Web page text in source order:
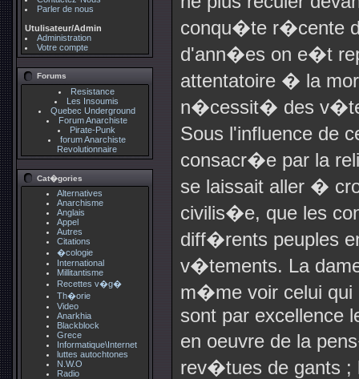
Parler de nous
Utulisateur/Admin
Administration
Votre compte
Forums
Resistance
Les Insoumis
Quebec Underground
Forum Anarchiste
Pirate-Punk
forum Anarchiste
Revolutionnaire
Cat�gories
Alternatives
Anarchisme
Anglais
Appel
Autres
Citations
�cologie
International
Millitantisme
Recettes v�g�
Th�orie
Video
Anarkhia
Blackblock
Grece
Informatique\Internet
luttes autochtones
N.W.O
Radio
conqu�te r�cente
d'ann�es on e�t
attentatoire � la
n�cessit� des
Sous l'influence de
consacr�e par la
se laissait aller �
civilis�e, que les
diff�rents peuples
v�tements. La
m�me voir celui qui
sont par excellence
en oeuvre de la
rev�tues de gants ;